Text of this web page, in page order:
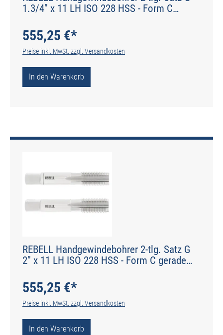
1.3/4" x 11 LH ISO 228 HSS - Form C
555,25 €*
Preise inkl. MwSt. zzgl. Versandkosten
In den Warenkorb
REBELL Handgewindebohrer 2-tlg. Satz G
2" x 11 LH ISO 228 HSS - Form C gerade
555,25 €*
Preise inkl. MwSt. zzgl. Versandkosten
In den Warenkorb